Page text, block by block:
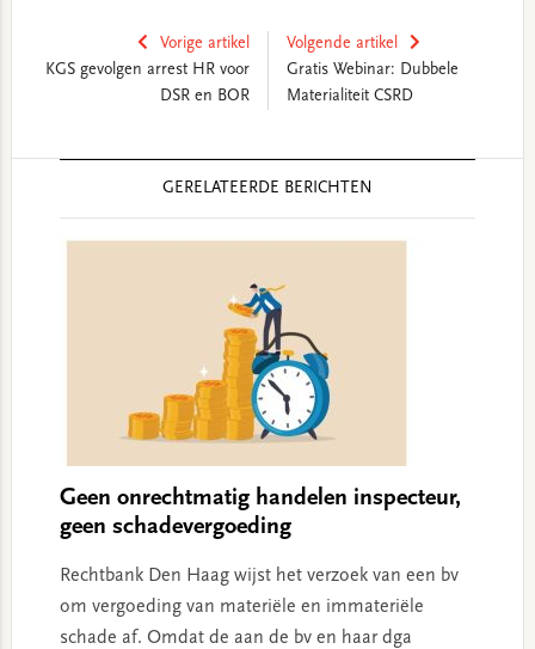
Vorige artikel
KGS gevolgen arrest HR voor
DSR en BOR
Volgende artikel
Gratis Webinar: Dubbele
Materialiteit CSRD
GERELATEERDE BERICHTEN
Geen onrechtmatig handelen inspecteur,
geen schadevergoeding
Rechtbank Den Haag wijst het verzoek van een bv
om vergoeding van materiële en immateriële
schade af. Omdat de aan de bv en haar dga